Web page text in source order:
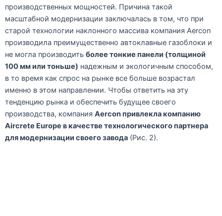
производственных мощностей. Причина такой
масштабной модернизации заключалась в том, что при
старой технологии наклонного массива компания Aercon
производила преимущественно автоклавные газоблоки и
не могла производить более тонкие панели (толщиной
100 мм или тоньше) надежным и экологичным способом,
в то время как спрос на рынке все больше возрастал
именно в этом направлении. Чтобы ответить на эту
тенденцию рынка и обеспечить будущее своего
производства, компания Aercon привлекла компанию
Aircrete Europe в качестве технологического партнера
для модернизации своего завода (Рис. 2).